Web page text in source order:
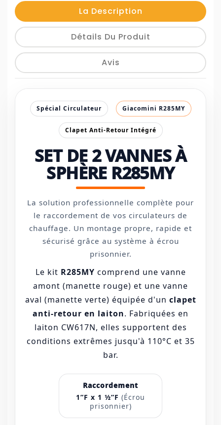
La Description
Détails Du Produit
Avis
Spécial Circulateur Giacomini R285MY
Clapet Anti-Retour Intégré
SET DE 2 VANNES À
SPHÈRE R285MY
La solution professionnelle complète pour
le raccordement de vos circulateurs de
chauffage. Un montage propre, rapide et
sécurisé grâce au système à écrou
prisonnier.
Le kit R285MY comprend une vanne
amont (manette rouge) et une vanne
aval (manette verte) équipée d'un clapet
anti-retour en laiton. Fabriquées en
laiton CW617N, elles supportent des
conditions extrêmes jusqu'à 110°C et 35
bar.
Raccordement
1”F x 1 ½”F (Écrou
prisonnier)